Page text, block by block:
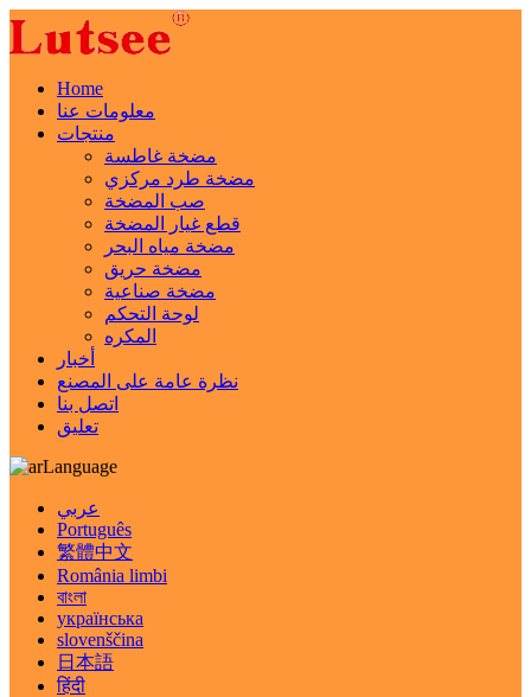
Home
معلومات عنا
منتجات
مضخة غاطسة
مضخة طرد مركزي
صب المضخة
قطع غيار المضخة
مضخة مياه البحر
مضخة حريق
مضخة صناعية
لوحة التحكم
المكره
أخبار
نظرة عامة على المصنع
اتصل بنا
تعليق
Language
عربي
Português
繁體中文
România limbi
বাংলা
українська
slovenščina
日本語
हिंदी